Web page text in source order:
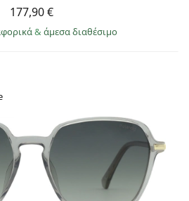
177,90 €
& άμεσα διαθέσιμο